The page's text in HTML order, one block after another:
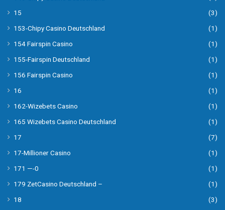
15
(3)
153-Chipy Casino Deutschland
(1)
154 Fairspin Casino
(1)
155-Fairspin Deutschland
(1)
156 Fairspin Casino
(1)
16
(1)
162-Wizebets Casino
(1)
165 Wizebets Casino Deutschland
(1)
17
(7)
17-Millioner Casino
(1)
171 —-0
(1)
179 ZetCasino Deutschland –
(1)
18
(3)